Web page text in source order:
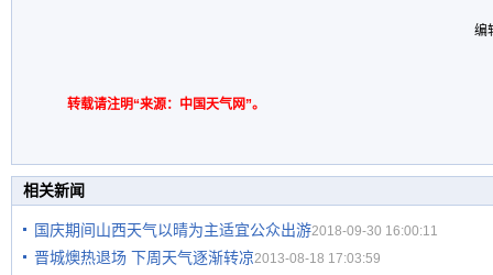
编
转载请注明“来源：中国天气网”。
相关新闻
国庆期间山西天气以晴为主适宜公众出游2018-09-30 16:00:11
晋城燠热退场 下周天气逐渐转凉2013-08-18 17:03:59